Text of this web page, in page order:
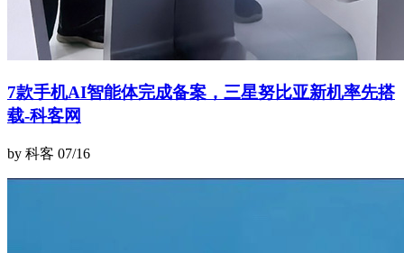
7款手机AI智能体完成备案，三星努比亚新机率先搭
载-科客网
by 科客 07/16